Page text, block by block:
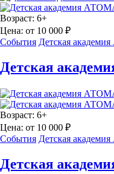
Возраст: 6+
Цена: от 10 000 ₽
События Детская
Детская
Возраст: 6+
Цена: от 10 000 ₽
События Детская
Детская